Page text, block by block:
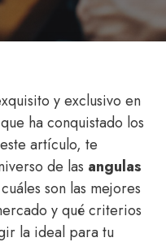
y exclusivo en
ha conquistado los
artículo, te
de las angulas
son las mejores
y qué criterios
la ideal para tu